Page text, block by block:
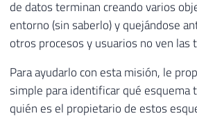
de datos terminan creando varios
entorno (sin saberlo) y quejándose
otros procesos y usuarios no ven las
Para ayudarlo con esta misión, le
simple para identificar qué esquema
quién es el propietario de estos